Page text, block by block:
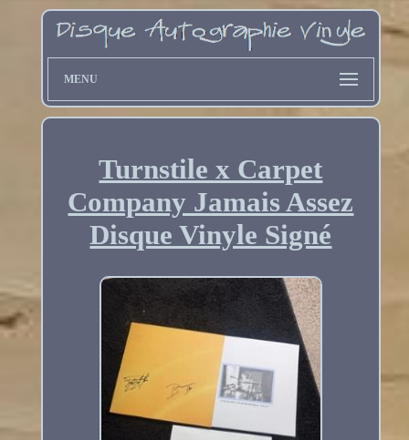
MENU
Turnstile x Carpet
Company Jamais Assez
Disque Vinyle Signé